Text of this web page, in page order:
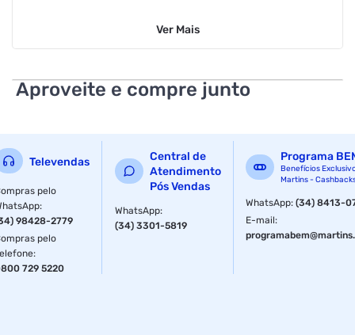
Ver Mais
Aproveite e compre junto
Televendas
pelo
:
98428-2779
pelo
:
729 5220
Central de
Atendimento
Pós Vendas
WhatsApp:
(34) 3301-5819
Programa
Benefícios
Martins -
WhatsApp:(34) 8413-
E-mail: